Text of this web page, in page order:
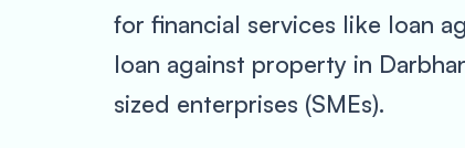
for financial services like loan
loan against property in
sized enterprises (SMEs).